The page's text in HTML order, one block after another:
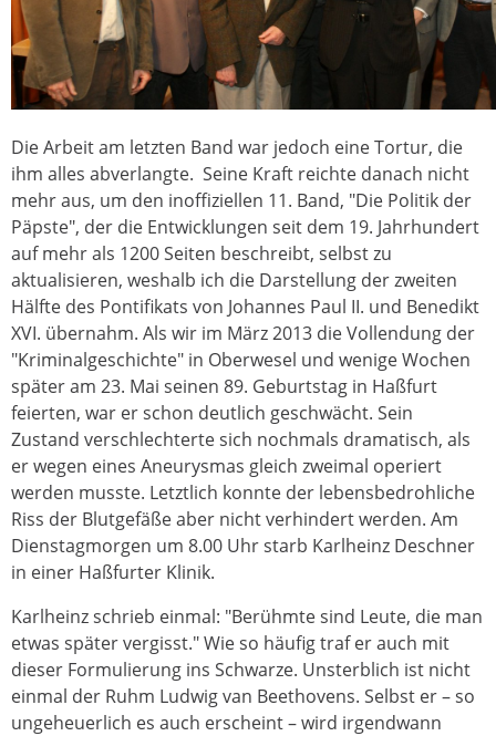
Die Arbeit am letzten Band war jedoch eine Tortur, die
ihm alles abverlangte. Seine Kraft reichte danach nicht
mehr aus, um den inoffiziellen 11. Band, "Die Politik der
Päpste", der die Entwicklungen seit dem 19. Jahrhundert
auf mehr als 1200 Seiten beschreibt, selbst zu
aktualisieren, weshalb ich die Darstellung der zweiten
Hälfte des Pontifikats von Johannes Paul II. und Benedikt
XVI. übernahm. Als wir im März 2013 die Vollendung der
"Kriminalgeschichte" in Oberwesel und wenige Wochen
später am 23. Mai seinen 89. Geburtstag in Haßfurt
feierten, war er schon deutlich geschwächt. Sein
Zustand verschlechterte sich nochmals dramatisch, als
er wegen eines Aneurysmas gleich zweimal operiert
werden musste. Letztlich konnte der lebensbedrohliche
Riss der Blutgefäße aber nicht verhindert werden. Am
Dienstagmorgen um 8.00 Uhr starb Karlheinz Deschner
in einer Haßfurter Klinik.
Karlheinz schrieb einmal: "Berühmte sind Leute, die man
etwas später vergisst." Wie so häufig traf er auch mit
dieser Formulierung ins Schwarze. Unsterblich ist nicht
einmal der Ruhm Ludwig van Beethovens. Selbst er – so
ungeheuerlich es auch erscheint – wird irgendwann